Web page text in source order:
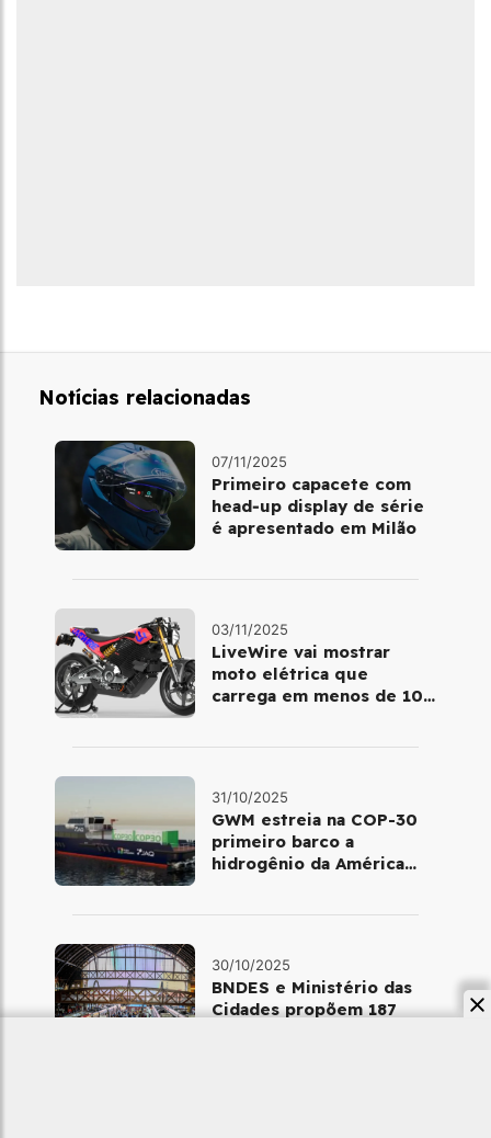
Notícias relacionadas
07/11/2025
Primeiro capacete com
head‑up display de série
é apresentado em Milão
03/11/2025
LiveWire vai mostrar
moto elétrica que
carrega em menos de 10
31/10/2025
GWM estreia na COP-30
primeiro barco a
hidrogênio da América
30/10/2025
BNDES e Ministério das
Cidades propõem 187